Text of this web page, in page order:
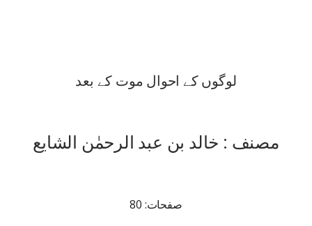
لوگوں کے احوال موت کے بعد
مصنف : خالد بن عبد الرحمٰن الشایع
صفحات: 80